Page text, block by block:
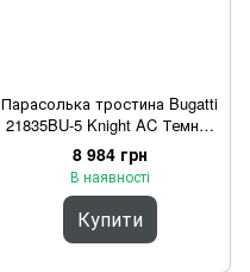
Парасолька тростина Bugatti
21835BU-5 Knight AC Темно-
синя One Size
8 984 грн
В наявності
Купити